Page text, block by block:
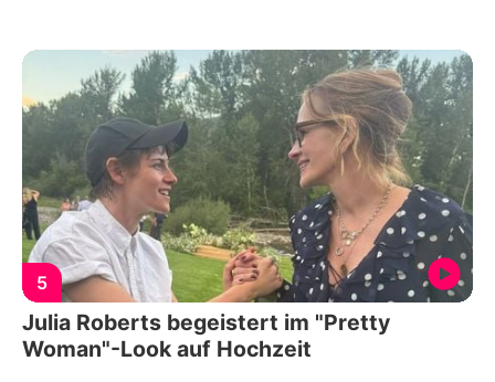
5
Julia Roberts begeistert im "Pretty
Woman"-Look auf Hochzeit